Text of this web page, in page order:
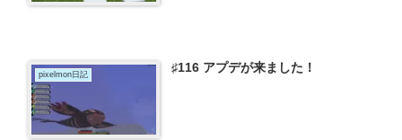
pixelmon日記 ♯116 アプデが来ました！